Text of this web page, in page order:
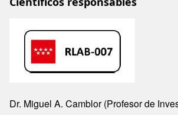
Image
Dr. Miguel A. Camblor (Profesor de